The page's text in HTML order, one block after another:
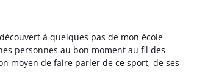
à quelques pas de mon école
personnes au bon moment au fil des
moyen de faire parler de ce sport, de ses